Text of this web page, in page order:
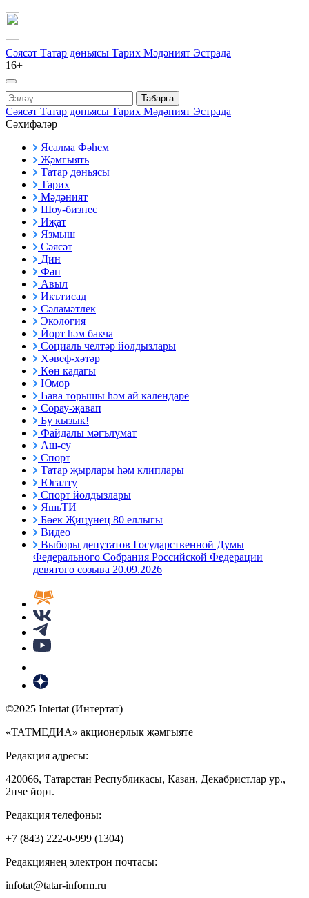
Сәясәт Татар дөньясы Тарих Мәдәният Эстрада
16+
Табарга
Сәясәт Татар дөньясы Тарих Мәдәният Эстрада
Сәхифәләр
Ясалма Фәһем
Җәмгыять
Татар дөньясы
Тарих
Мәдәният
Шоу-бизнес
Иҗат
Язмыш
Сәясәт
Дин
Фән
Авыл
Икътисад
Сәламәтлек
Экология
Йорт һәм бакча
Социаль челтәр йолдызлары
Хәвеф-хәтәр
Көн кадагы
Юмор
Һава торышы һәм ай календаре
Сорау-җавап
Бу кызык!
Файдалы мәгълүмат
Аш-су
Спорт
Татар җырлары һәм клиплары
Югалту
Спорт йолдызлары
ЯшьТИ
Бөек Җиңүнең 80 еллыгы
Видео
Выборы депутатов Государственной Думы
Федерального Собрания Российской Федерации
девятого созыва 20.09.2026
©2025 Intertat (Интертат)
«ТАТМЕДИА» акционерлык җәмгыяте
Редакция адресы:
420066, Татарстан Республикасы, Казан, Декабристлар ур.,
2нче йорт.
Редакция телефоны:
+7 (843) 222-0-999 (1304)
Редакциянең электрон почтасы:
infotat@tatar-inform.ru